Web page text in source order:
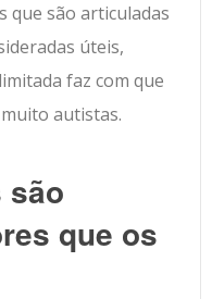
que são articuladas
úteis,
faz com que
autistas.
são
que os